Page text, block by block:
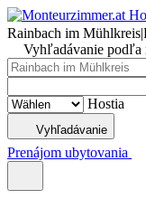
Rainbach im Mühlkreis|
Vyhľadávanie podľa
Hostia
Vyhľadávanie
Prenájom ubytovania